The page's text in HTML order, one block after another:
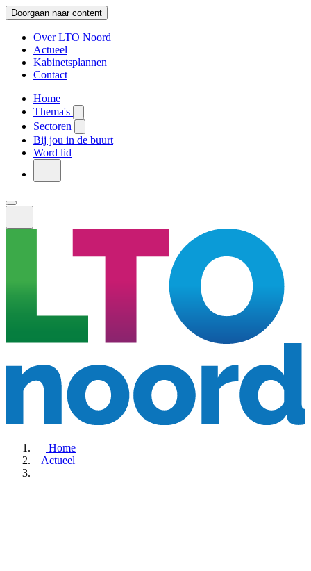
Doorgaan naar content
Over LTO Noord
Actueel
Kabinetsplannen
Contact
Home
Thema's
Sectoren
Bij jou in de buurt
Word lid
Home
Actueel